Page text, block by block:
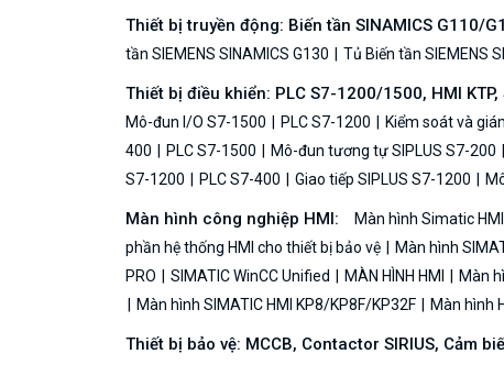
Thiết bị truyền động: Biến tần SINAMICS G110/
tần SIEMENS SINAMICS G130
Tủ Biến tần SIEMENS
Thiết bị điều khiển: PLC S7-1200/1500, HMI KTP,
Mô-đun I/O S7-1500
PLC S7-1200 Kiểm soát và
400
PLC S7-1500 Mô-đun tương tự SIPLUS S7-200
S7-1200
PLC S7-400 Giao tiếp SIPLUS S7-1200
Màn hình công nghiệp HMI: Màn hình Simatic
phần hệ thống HMI cho thiết bị bảo vệ
Màn hình
PRO
SIMATIC WinCC Unified MÀN HÌNH HMI Màn
Màn hình SIMATIC HMI KP8/KP8F/KP32F
Màn hình
Thiết bị bảo vệ: MCCB, Contactor SIRIUS, Cảm